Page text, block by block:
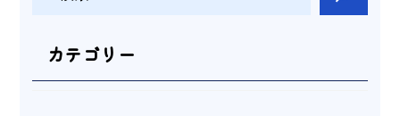
カテゴリー